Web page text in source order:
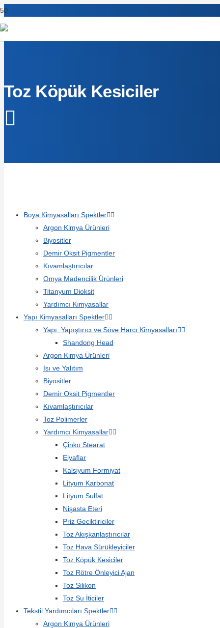
Toz Köpük Kesiciler
Boya Kimyasalları Spektler
Argon Kimya Ürünleri
Biyositler
Demir Oksit Pigmentler
Kıvamlaştırıcılar
Omya Madencilik Ürünleri
Titanyum Dioksit
Yardımcı Kimyasallar
Yapı Kimyasalları Spektler
Yapı, Yapıştırıcı ve Söve Harcı Kimyasalları
Shandong Head
Argon Kimya Ürünleri
Isı ve Yalıtım
Biyositler
Demir Oksit Pigmentler
Kıvamlaştırıcılar
Toz Polimerler
Yardımcı Kimyasallar
Çinko Stearat
Elyaflar
Kalsiyum Formiyat
Lityum Karbonat
Lityum Sulfat
Nişasta Eteri
Priz Geciktiriciler
Toz Akışkanlaştırıcılar
Toz Hava Sürükleyiciler
Toz Köpük Kesiciler
Toz Rötre Önleyici Ajan
Toz Silikon
Toz Su İticiler
Tekstil Yardımcıları Spektler
Argon Kimya Ürünleri